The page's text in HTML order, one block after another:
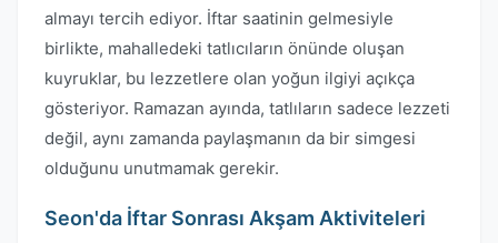
almayı tercih ediyor. İftar saatinin gelmesiyle
birlikte, mahalledeki tatlıcıların önünde oluşan
kuyruklar, bu lezzetlere olan yoğun ilgiyi açıkça
gösteriyor. Ramazan ayında, tatlıların sadece lezzeti
değil, aynı zamanda paylaşmanın da bir simgesi
olduğunu unutmamak gerekir.
Seon'da İftar Sonrası Akşam Aktiviteleri